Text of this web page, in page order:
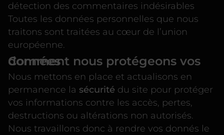
détection des commentaires indésirables
Toutes les données personnelles que nous
traitons sont traitées au cœur de l’union
européenne.
Comment nous protégeons vos données
Nous mettons en place et actualisons en
permanence la sécurité du site pour protéger
vos informations contre les accès, pertes,
destructions ou altérations non autorisés.
Nous travaillons donc à rendre vos donnés le